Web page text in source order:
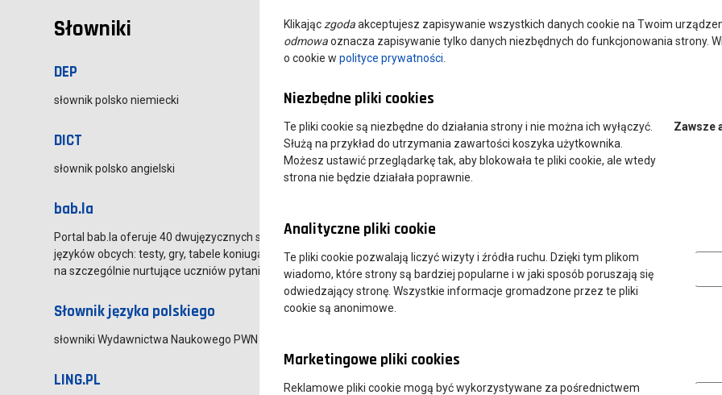
Słowniki
DEP
słownik polsko niemiecki
DICT
słownik polsko angielski
bab.la
Portal bab.la oferuje 40 dwujęzycznych słowników online w 28 wersjach językowych, ale również wiele materiałów do nauki
języków obcych: testy, gry, tabele koniugacji, lekcje gramatyki, zbiory tematyczne słownictwa oraz forum, gdzie odpowiadamy
na szczególnie nurtujące uczniów pytania.
Słownik języka polskiego
słowniki Wydawnictwa Naukowego PWN
LING.PL
Klikając zgodaakceptujesz zapisywanie wszystkich danych cookie na Twoim
odmowaoznacza zapisywanie tylko danych niezbędnych do funkcjonowania strony.
o cookie w polityce prywatności
Niezbędne pliki cookies
Te pliki cookie są niezbędne do działania strony i nie można ich wyłączyć.
Służą na przykład do utrzymania zawartości koszyka użytkownika.
Możesz ustawić przeglądarkę tak, aby blokowała te pliki cookie, ale wtedy
strona nie będzie działała poprawnie.
Zawsze
Analityczne pliki cookie
Te pliki cookie pozwalają liczyć wizyty i źródła ruchu. Dzięki tym plikom
wiadomo, które strony są bardziej popularne i w jaki sposób poruszają się
odwiedzający stronę. Wszystkie informacje gromadzone przez te pliki
cookie są anonimowe.
Marketingowe pliki cookies
Reklamowe pliki cookie mogą być wykorzystywane za pośrednictwem